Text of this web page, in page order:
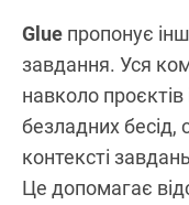
Glue пропонує
завдання. Уся
навколо проєктів
безладних бесід,
контексті
Це допомагає